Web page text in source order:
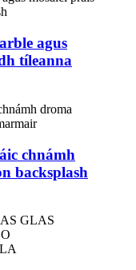
agus
tíleanna
chnámh
backsplash